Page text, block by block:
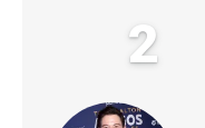
2